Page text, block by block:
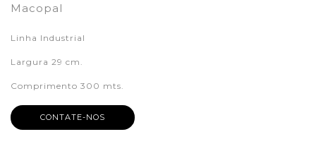
Macopal
Linha Industrial
Largura 29 cm.
Comprimento 300 mts.
CONTATE-NOS